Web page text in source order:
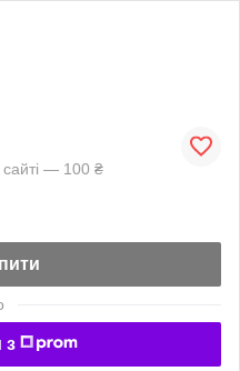
— 100 ₴
з